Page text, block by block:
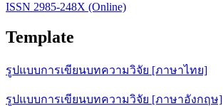
ISSN 2985-248X (Online)
Template
รูปแบบการเขียนบทความวิจัย [ภาษาไทย]
รูปแบบการเขียนบทความวิจัย [ภาษาอังกฤษ]